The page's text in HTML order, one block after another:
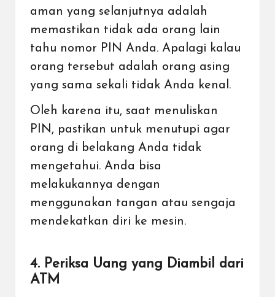
aman yang selanjutnya adalah
memastikan tidak ada orang lain
tahu nomor PIN Anda. Apalagi kalau
orang tersebut adalah orang asing
yang sama sekali tidak Anda kenal.
Oleh karena itu, saat menuliskan
PIN, pastikan untuk menutupi agar
orang di belakang Anda tidak
mengetahui. Anda bisa
melakukannya dengan
menggunakan tangan atau sengaja
mendekatkan diri ke mesin.
4. Periksa Uang yang Diambil dari
ATM